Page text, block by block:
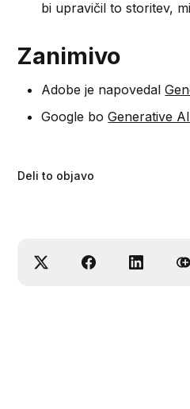
bi upravičil to storitev,
Zanimivo
Adobe je napovedal
Google boGenerative
Deli to objavo